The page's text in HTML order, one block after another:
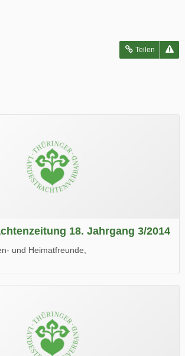
Teilen
18. Jahrgang 3/2014
und Heimatfreunde,
viel Spaß beim Lesen.